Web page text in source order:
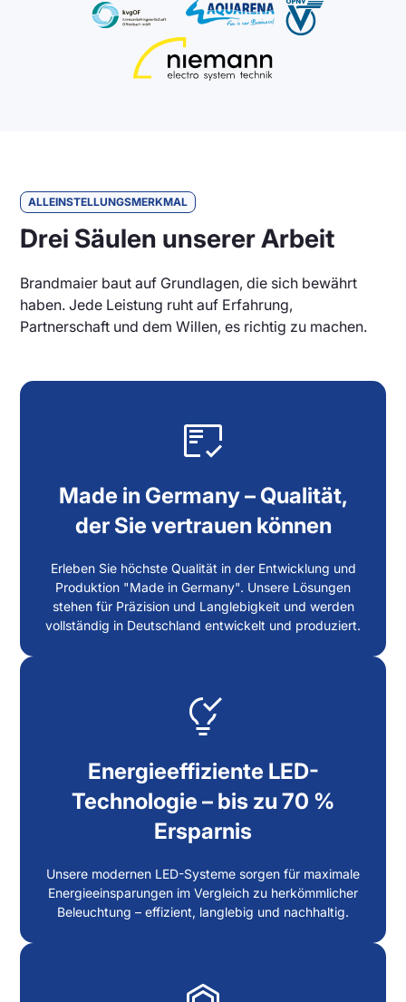
ALLEINSTELLUNGSMERKMAL
Drei Säulen unserer Arbeit
Brandmaier baut auf Grundlagen, die sich bewährt
haben. Jede Leistung ruht auf Erfahrung,
Partnerschaft und dem Willen, es richtig zu machen.
Made in Germany – Qualität,
der Sie vertrauen können
Erleben Sie höchste Qualität in der Entwicklung und
Produktion "Made in Germany". Unsere Lösungen
stehen für Präzision und Langlebigkeit und werden
vollständig in Deutschland entwickelt und produziert.
Energieeffiziente LED-
Technologie – bis zu 70 %
Ersparnis
Unsere modernen LED-Systeme sorgen für maximale
Energieeinsparungen im Vergleich zu herkömmlicher
Beleuchtung – effizient, langlebig und nachhaltig.